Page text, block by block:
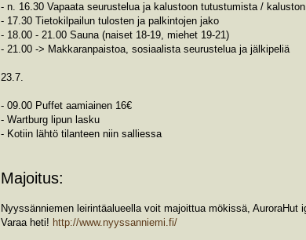
- n. 16.30 Vapaata seurustelua ja kalustoon tutustumista /
- 17.30 Tietokilpailun tulosten ja palkintojen jako
- 18.00 - 21.00 Sauna (naiset 18-19, miehet 19-21)
- 21.00 -> Makkaranpaistoa, sosiaalista seurustelua ja jälkipeliä
23.7.
- 09.00 Puffet aamiainen 16€
- Wartburg lipun lasku
- Kotiin lähtö tilanteen niin salliessa
Majoitus:
Nyyssänniemen leirintäalueella voit majoittua mökissä,
Varaa heti! http://www.nyyssanniemi.fi/